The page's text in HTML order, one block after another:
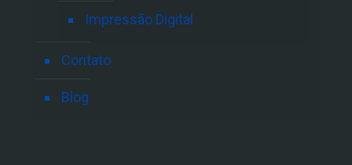
Impressão Digital
Contato
Blog